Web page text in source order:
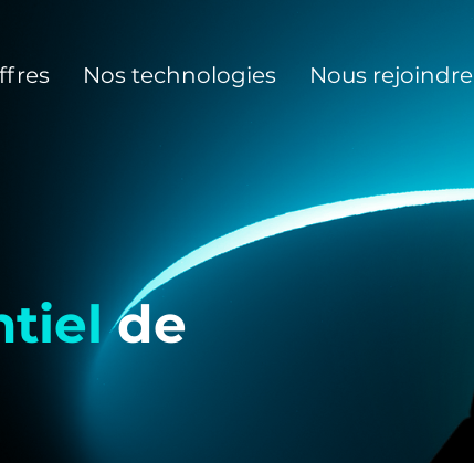
Nos technologies Nous rejoindre
de